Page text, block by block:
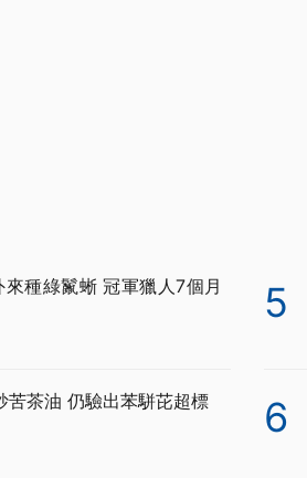
種綠鬣蜥 冠軍獵人7個月
苦茶油 仍驗出苯駢芘超標
5
6